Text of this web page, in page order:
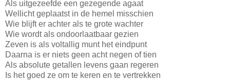
Als uitgezeefde een gezegende agaat
Wellicht geplaatst in de hemel misschien
Wie blijft er achter als te grote wachter
Wie wordt als ondoorlaatbaar gezien
Zeven is als voltallig munt het eindpunt
Daarna is er niets geen acht negen of tien
Als absolute getallen levens gaan regeren
Is het goed ze om te keren en te vertrekken